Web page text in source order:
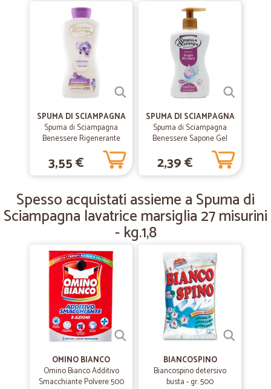
—Aldino A.
Ottimo venditore.
Ottimo venditore.
20/03/2021
—Ionela S.
Spedizione veloce e puntuale
Spedizione veloce e puntuale. Prodotti impeccabili.
Stefano F.
Perfetto!
Comodo e puntuale
SPUMA DI SCIAMPAGNA
Spuma di Sciampagna
Benessere Rigenerante
Bagnodoccia Crema
Ametista e Orchidea 650
3,55 €
SPUMA DI SCIAMPAGNA
Spuma di Sciampagna
Benessere Sapone Gel
Acqua Micellare 300 ml
2,39 €
Spesso acquistati assieme a Spuma di
Sciampagna lavatrice marsiglia 27 misurini
- kg.1,8
OMINO BIANCO
Omino Bianco Additivo
Smacchiante Polvere 500
BIANCOSPINO
Biancospino detersivo
busta - gr. 500